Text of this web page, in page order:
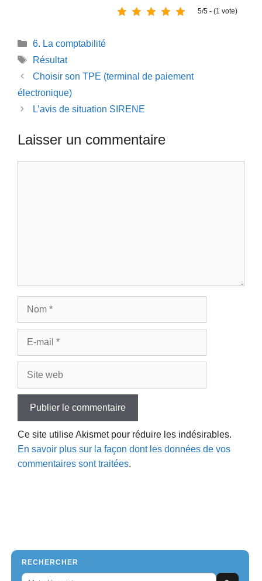
5/5 - (1 vote)
Catégories
6. La comptabilité
Étiquettes
Résultat
Choisir son TPE (terminal de paiement
électronique)
L’avis de situation SIRENE
Laisser un commentaire
Ce site utilise Akismet pour réduire les indésirables.
En savoir plus sur la façon dont les données de vos
commentaires sont traitées.
RECHERCHER